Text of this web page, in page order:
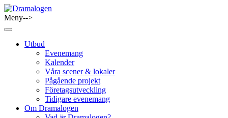
Skip
to
content
Meny-->
Utbud
Evenemang
Kalender
Våra scener & lokaler
Pågående projekt
Företagsutveckling
Tidigare evenemang
Om Dramalogen